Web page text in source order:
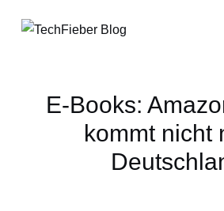
E-Books:
kommt nicht